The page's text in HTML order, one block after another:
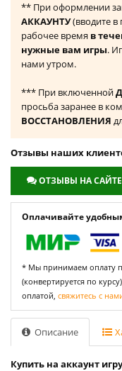
** При оформлении
АККАУНТУ(вводите
рабочее время в
нужные вам игры.
нами утром.
*** При включенной
просьба заранее в
ВОССТАНОВЛЕНИЯ
Отзывы наших
ОТЗЫВЫ НА САЙТЕ
Оплачивайте
* Мы принимаем оплату
(конвертируется по
оплатой, свяжитесь с
Описание
Купить на аккаунт